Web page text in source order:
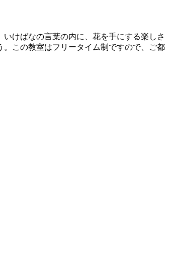
けばなの言葉の内に、花を手にする楽しさ
この教室はフリータイム制ですので、ご都